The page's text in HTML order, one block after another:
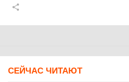
СЕЙЧАС ЧИТАЮТ